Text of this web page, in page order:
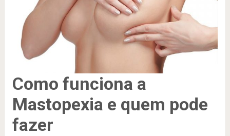
Como funciona a
Mastopexia e quem pode
fazer